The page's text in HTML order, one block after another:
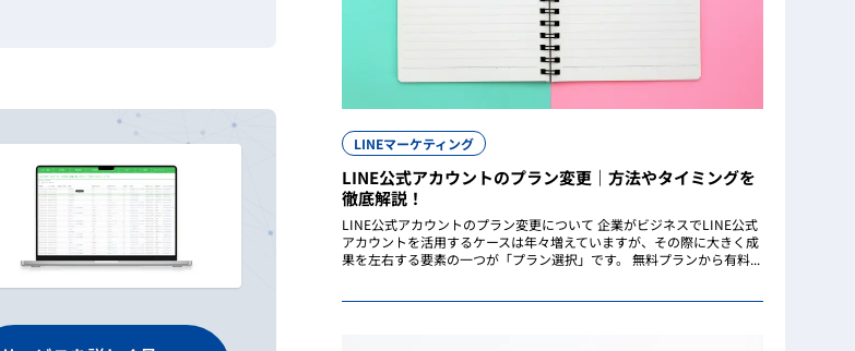
LINEマーケティング
LINE公式アカウントのプラン変更｜方法やタイミングを
徹底解説！
LINE公式アカウントのプラン変更について 企業がビジネスでLINE公式
アカウントを活用するケースは年々増えていますが、その際に大きく成
果を左右する要素の一つが「プラン選択」です。 無料プランから有料...